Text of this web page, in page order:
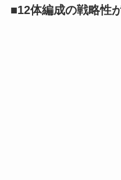
■12体編成の戦略性